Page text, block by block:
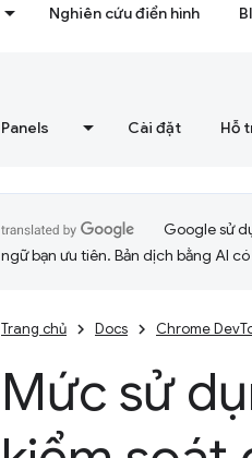
Nghiên cứu điển hình
Panels Cài đặt Hỗ
Google sử
ngữ bạn ưu tiên. Bản dịch bằng AI
Trang chủ Docs Chrome
Mức sử